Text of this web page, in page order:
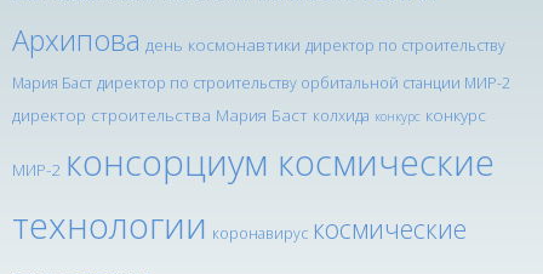
Архипова день космонавтики директор по строительству
Мария Баст директор по строительству орбитальной станции МИР-2
директор строительства Мария Баст колхида конкурс конкурс
МИР-2 консорциум космические
технологии коронавирус космические